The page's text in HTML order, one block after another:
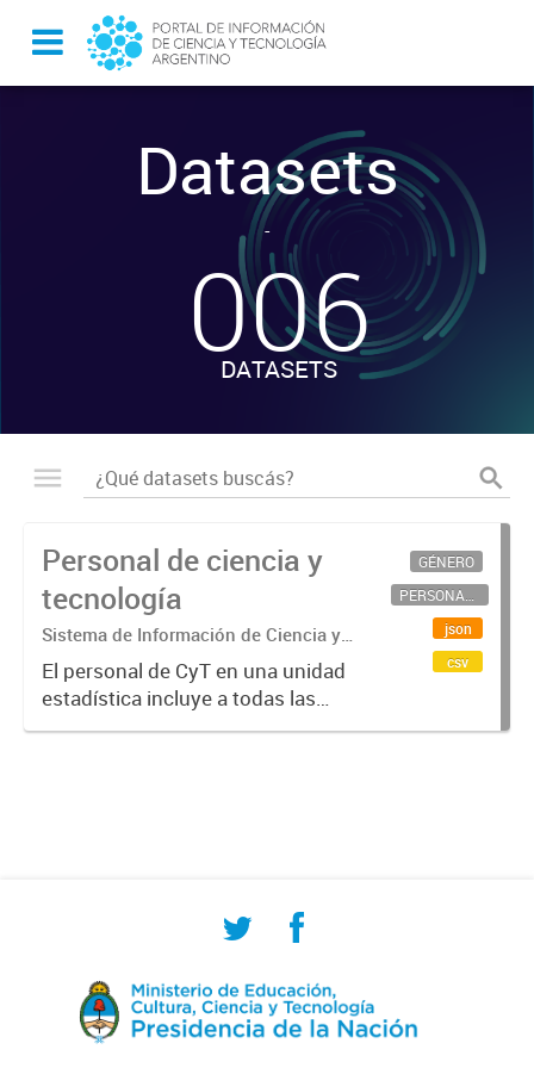
Datasets
-
006
DATASETS
Personal de ciencia y
tecnología
Sistema de Información de Ciencia y
Tecnología Argentino (SICYTAR)
El personal de CyT en una unidad
estadística incluye a todas las
personas involucradas
GÉNERO
PERSONAL CIENTÍFICO-TECNOLÓGICO
json
csv